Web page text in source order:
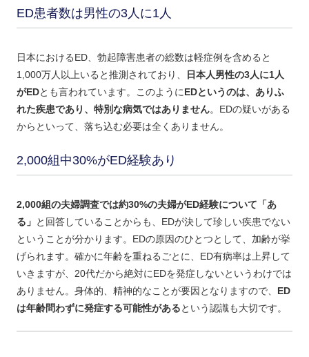
ED患者数は男性の3人に1人
日本におけるED、勃起障害患者の総数は軽症例を含めると
1,000万人以上いると推測されており、
日本人男性の3人に1人
がEDとも言われています。このようにEDというのは、ありふ
れた疾患であり、特別な病気ではありません。EDの疑いがある
からといって、落ち込む必要は全くありません。
2,000組中30%がED経験あり
2,000組の夫婦調査では約30%の夫婦がED経験について「あ
る」 と回答していることからも、EDが決して珍しい疾患でない
ということが分かります。EDの原因のひとつとして、加齢が挙
げられます。確かに年齢を重ねるごとに、ED有病率は上昇して
いきますが、20代だから絶対にEDを発症しないというわけでは
ありません。身体的、精神的なことが要因となりますので、 ED
は年齢問わずに発症する可能性があるという認識も大切です。